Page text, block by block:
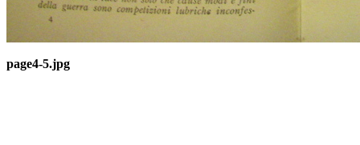
page4-5.jpg